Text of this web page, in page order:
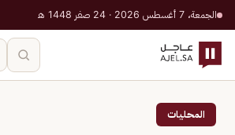
الجمعة، 7 أغسطس 2026 · 24 صفر 1448 هـ
المحليات